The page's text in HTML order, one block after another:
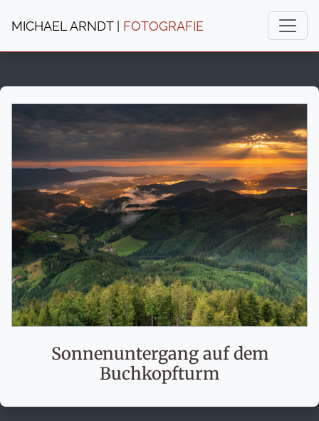
MICHAEL ARNDT | FOTOGRAFIE
Sonnenuntergang auf dem
Buchkopfturm